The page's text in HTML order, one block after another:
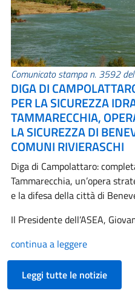
Comunicato stampa n. 3592
DIGA DI
PER LA SICUREZZA
TAMMARECCHIA,
LA SICUREZZA DI
COMUNI RIVIERASCHI
Diga di Campolattaro:
Tammarecchia, un’opera
e la difesa della città di
Il Presidente dell’ASEA,
continua a leggere
Leggi tutte le notizie